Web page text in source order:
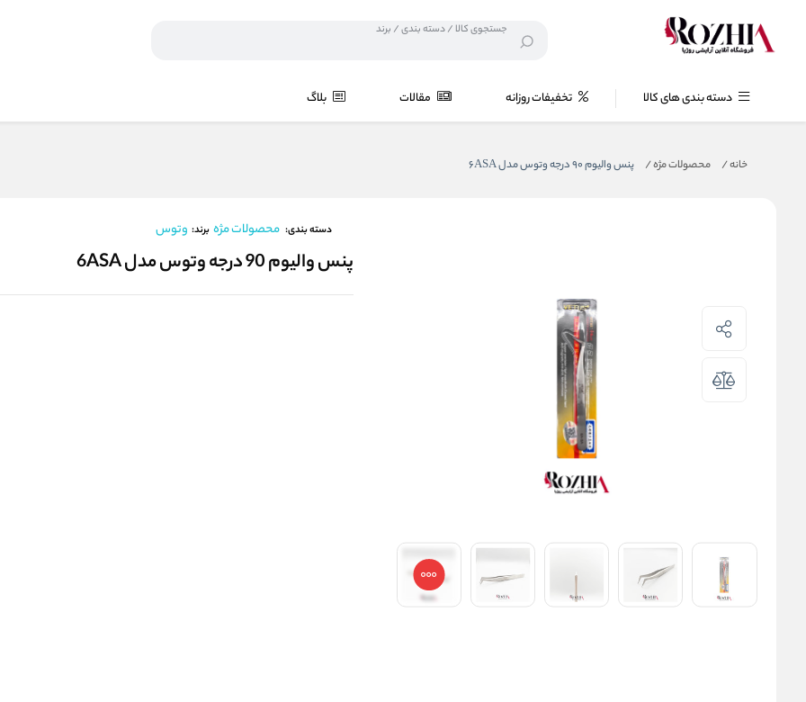
دسته بندی های کالا تخفیفات روزانه مقالات بلاگ
خانه/ محصولات مژه/ پنس والیوم 90 درجه وتوس مدل 6ASA
دسته بندی: محصولات مژه برند: وتوس
پنس والیوم 90 درجه وتوس مدل 6ASA